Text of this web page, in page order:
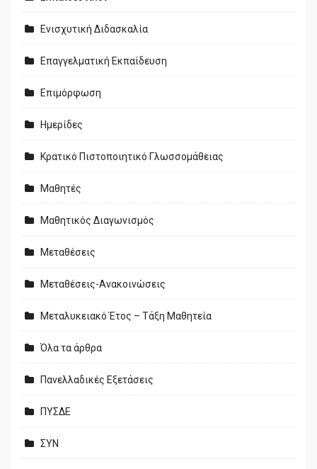
Ενισχυτική Διδασκαλία
Επαγγελματική Εκπαίδευση
Επιμόρφωση
Ημερίδες
Κρατικό Πιστοποιητικό Γλωσσομάθειας
Μαθητές
Μαθητικός Διαγωνισμός
Μεταθέσεις
Μεταθέσεις-Ανακοινώσεις
Μεταλυκειακό Έτος – Τάξη Μαθητεία
Όλα τα άρθρα
Πανελλαδικές Εξετάσεις
ΠΥΣΔΕ
ΣΥΝ